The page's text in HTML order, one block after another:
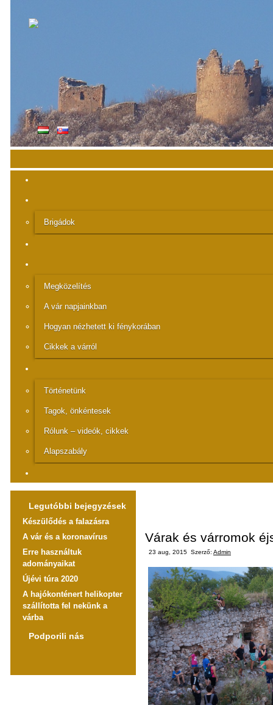
Brigádok
Megközelítés
A vár napjainkban
Hogyan nézhetett ki fénykorában
Cikkek a várról
Történetünk
Tagok, önkéntesek
Rólunk – videók, cikkek
Alapszabály
Várak és várromok
23 aug, 2015 Szerző: Admin
Legutóbbi bejegyzések
Készülődés a falazásra
A vár és a koronavírus
Erre használtuk
adományaikat
Újévi túra 2020
A hajókonténert helikopter
szállította fel nekünk a
várba
Podporili nás